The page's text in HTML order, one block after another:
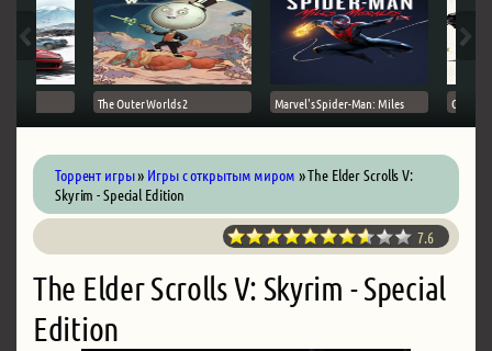
The Outer Worlds 2 Marvel's Spider-Man: Miles Ghost
Торрент игры» Игры с открытым миром » The Elder Scrolls V:
Skyrim - Special Edition
7.6
The Elder Scrolls V: Skyrim - Special
Edition